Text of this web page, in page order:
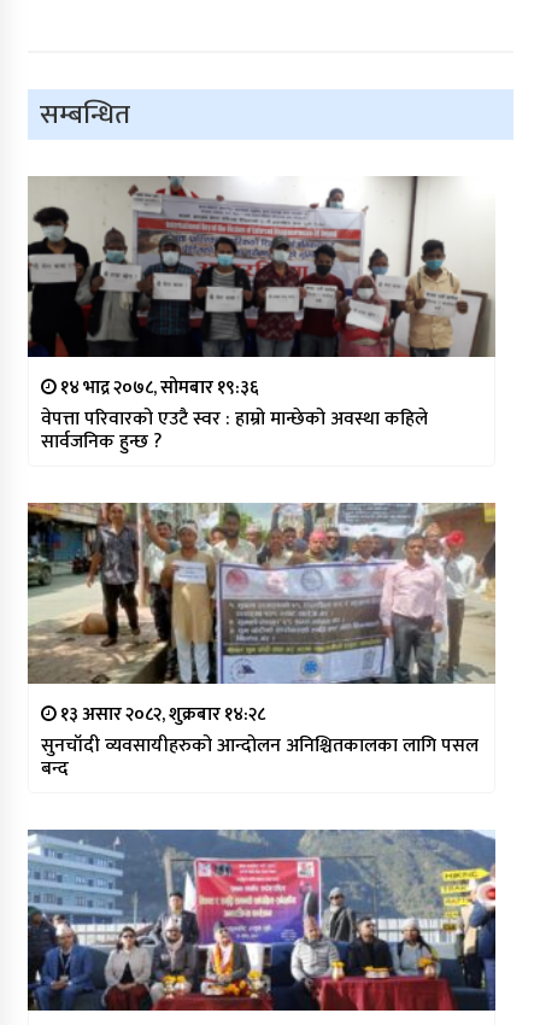
सम्बन्धित
१४ भाद्र २०७८, सोमबार १९:३६
वेपत्ता परिवारको एउटै स्वर : हाम्रो मान्छेको अवस्था कहिले
सार्वजनिक हुन्छ ?
१३ असार २०८२, शुक्रबार १४:२८
सुनचाँदी व्यवसायीहरुको आन्दोलन अनिश्चितकालका लागि पसल
बन्द